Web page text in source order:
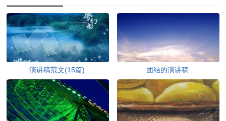
演讲稿范文(15篇) 团结的演讲稿